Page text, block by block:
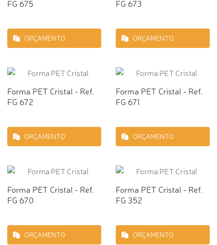
FG 675
ORÇAMENTO
FG 673
ORÇAMENTO
Forma PET Cristal - Ref.
FG 672
ORÇAMENTO
Forma PET Cristal - Ref.
FG 671
ORÇAMENTO
Forma PET Cristal - Ref.
FG 670
ORÇAMENTO
Forma PET Cristal - Ref.
FG 352
ORÇAMENTO